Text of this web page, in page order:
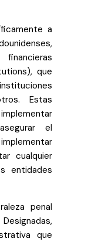
a
que
Estas
el
cualquier
entidades
penal
que